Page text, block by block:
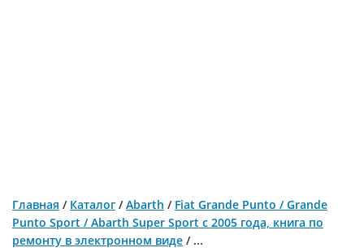
Главная / Каталог /Abarth / Fiat Grande Punto / Grande
Punto Sport / Abarth Super Sport с 2005 года, книга по
ремонту в электронном виде / ...